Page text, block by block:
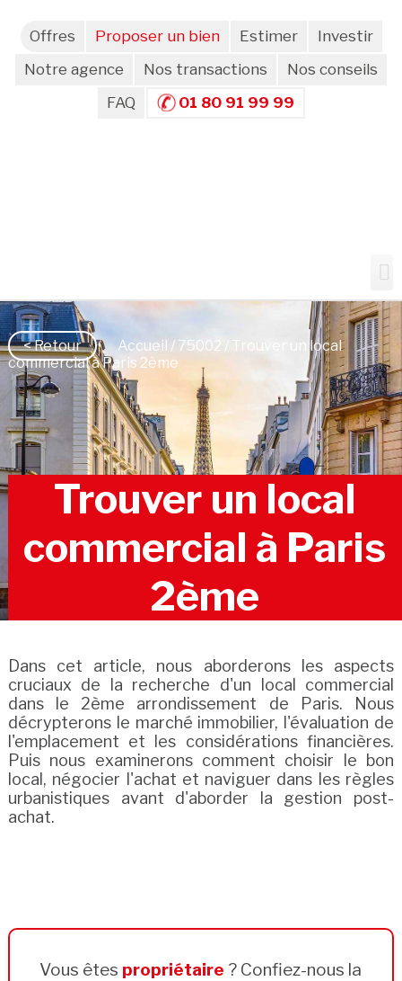
Offres Proposer un bien Estimer
Investir
Notre agence
Nos transactions
Nos conseils
FAQ
01 80 91 99 99
< Retour Accueil / 75002 / Trouver un local
commercial à Paris 2ème
Trouver un local
commercial à Paris
2ème
Dans cet article, nous aborderons les aspects
cruciaux de la recherche d'un local commercial
dans le 2ème arrondissement de Paris. Nous
décrypterons le marché immobilier, l'évaluation de
l'emplacement et les considérations financières.
Puis nous examinerons comment choisir le bon
local, négocier l'achat et naviguer dans les règles
urbanistiques avant d'aborder la gestion post-
achat.
Vous êtes propriétaire ? Confiez-nous la